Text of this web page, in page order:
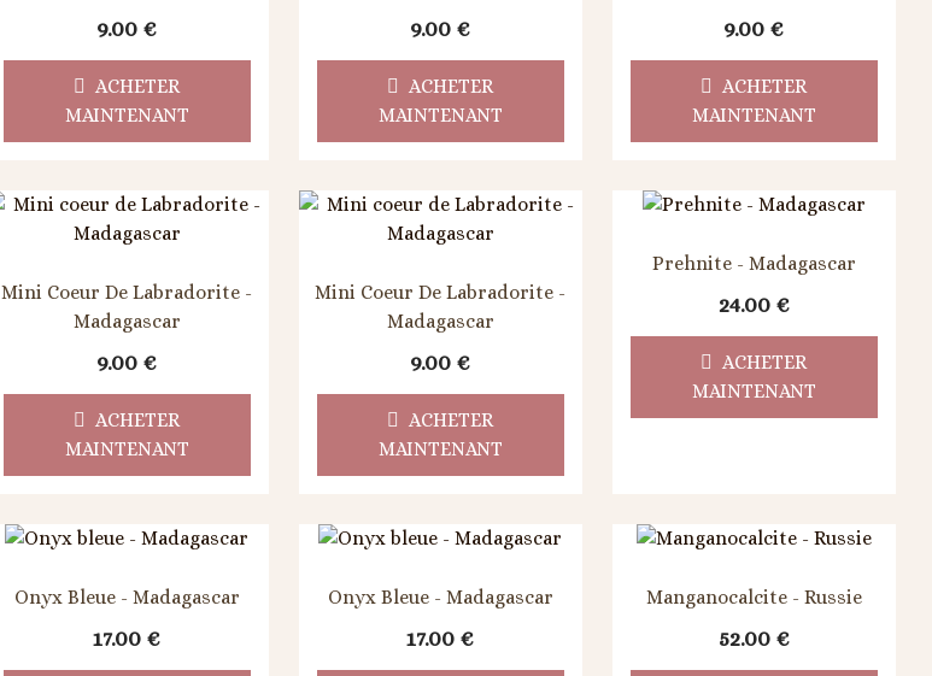
9.00 €
ACHETER
MAINTENANT
9.00 €
ACHETER
MAINTENANT
9.00 €
ACHETER
MAINTENANT
Mini Coeur De Labradorite -
Madagascar
9.00 €
ACHETER
MAINTENANT
Mini Coeur De Labradorite -
Madagascar
9.00 €
ACHETER
MAINTENANT
Prehnite - Madagascar
24.00 €
ACHETER
MAINTENANT
Onyx Bleue - Madagascar
17.00 €
Onyx Bleue - Madagascar
17.00 €
Manganocalcite - Russie
52.00 €